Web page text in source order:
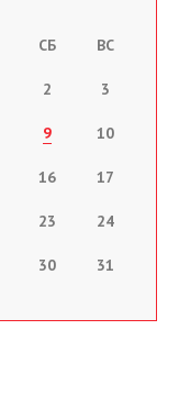
СБ ВС
2 3
9 10
16 17
23 24
30 31